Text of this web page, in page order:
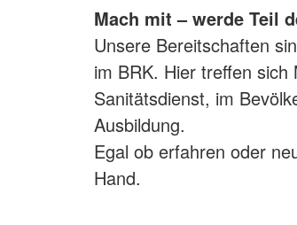
Mach mit – werde Teil
Unsere Bereitschaften
im BRK. Hier treffen
Sanitätsdienst, im
Ausbildung.
Egal ob erfahren oder
Hand.